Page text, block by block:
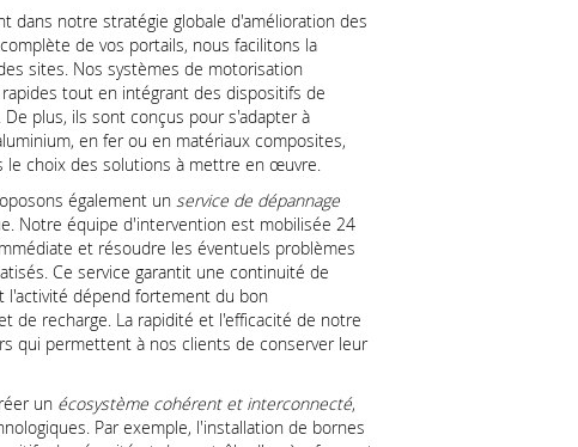
dans notre stratégie globale d'amélioration des
de vos portails, nous facilitons la
sites. Nos systèmes de motorisation
tout en intégrant des dispositifs de
plus, ils sont conçus pour s'adapter à
en fer ou en matériaux composites,
le choix des solutions à mettre en œuvre.
également unservice de dépannage
Notre équipe d'intervention est mobilisée 24
et résoudre les éventuels problèmes
Ce service garantit une continuité de
l'activité dépend fortement du bon
de recharge. La rapidité et l'efficacité de notre
qui permettent à nos clients de conserver leur
un écosystème cohérent et interconnecté,
Par exemple, l'installation de bornes